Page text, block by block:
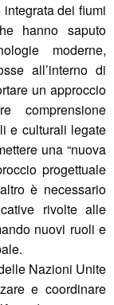
dei fiumi
hanno saputo
moderne,
all’interno di
un approccio
comprensione
e culturali legate
una “nuova
progettuale
è necessario
rivolte alle
nuovi ruoli e
Nazioni Unite
e coordinare